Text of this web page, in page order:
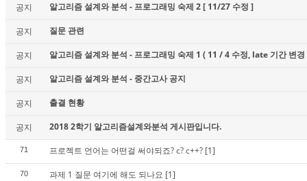
공지 알고리즘 설계와 분석 - 프로그래밍 숙제 2 [ 11/27 수정 ]
공지 질문 관련
공지 알고리즘 설계와 분석 - 프로그래밍 숙제 1 ( 11 / 4 수정, late 기간 변경
공지 알고리즘 설계와 분석 - 중간고사 공지
공지 출결 현황
공지 2018 2학기 알고리즘설계와분석 게시판입니다.
71 프로젝트 언어는 어떤걸 써야되죠? c? c++? [1]
70 과제 1 질문 여기에 해도 되나요 [1]